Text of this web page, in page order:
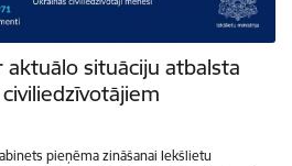
situāciju atbalsta
pieņēma zināšanai Iekšlietu